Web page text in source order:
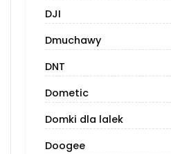
DJI
Dmuchawy
DNT
Dometic
Domki dla lalek
Doogee